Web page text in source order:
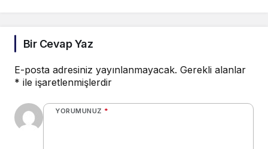
Bir Cevap Yaz
E-posta adresiniz yayınlanmayacak. Gerekli alanlar
* ile işaretlenmişlerdir
YORUMUNUZ *